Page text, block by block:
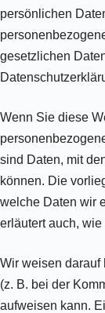
persönlichen
gesetzlichen
Wenn Sie diese
sind Daten, mit
können. Die
welche Daten wir
erläutert auch,
Wir weisen darauf
(z. B. bei der
aufweisen kann.